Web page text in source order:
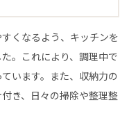
くなるよう、キッチンを
。これにより、調理中で
います。また、収納力の
き、日々の掃除や整理整